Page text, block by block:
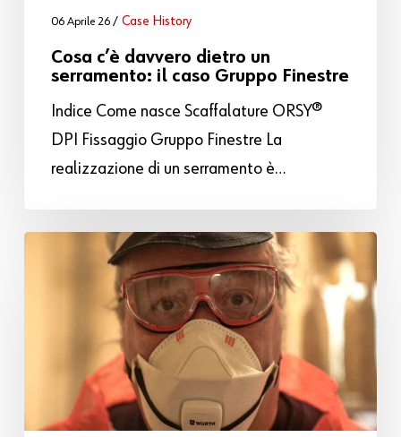
06 Aprile 26 Case History
Cosa c’è davvero dietro un
serramento: il caso Gruppo Finestre
Indice Come nasce Scaffalature ORSY®
DPI Fissaggio Gruppo Finestre La
realizzazione di un serramento è…